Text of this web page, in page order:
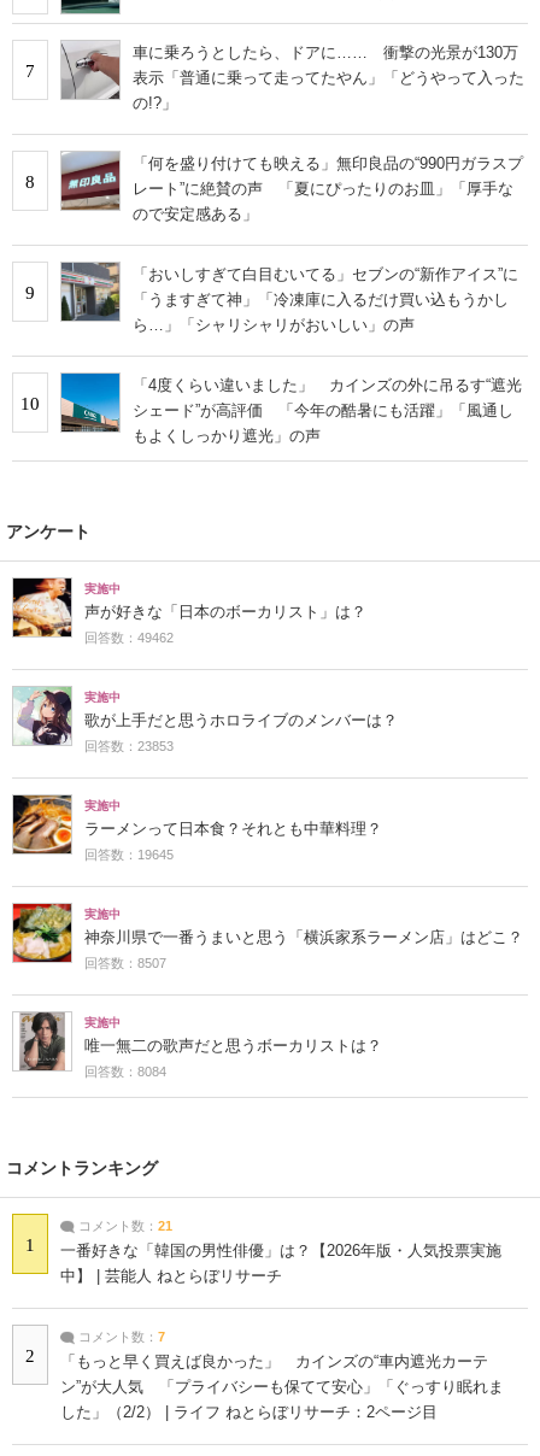
7
車に乗ろうとしたら、ドアに…… 衝撃の光景が130万
表示「普通に乗って走ってたやん」「どうやって入った
の!?」
8
「何を盛り付けても映える」無印良品の“990円ガラスプ
レート”に絶賛の声 「夏にぴったりのお皿」「厚手な
ので安定感ある」
9
「おいしすぎて白目むいてる」セブンの“新作アイス”に
「うますぎて神」「冷凍庫に入るだけ買い込もうかし
ら…」「シャリシャリがおいしい」の声
10
「4度くらい違いました」 カインズの外に吊るす“遮光
シェード”が高評価 「今年の酷暑にも活躍」「風通し
もよくしっかり遮光」の声
アンケート
実施中
声が好きな「日本のボーカリスト」は？
回答数：49462
実施中
歌が上手だと思うホロライブのメンバーは？
回答数：23853
実施中
ラーメンって日本食？それとも中華料理？
回答数：19645
実施中
神奈川県で一番うまいと思う「横浜家系ラーメン店」はどこ？
回答数：8507
実施中
唯一無二の歌声だと思うボーカリストは？
回答数：8084
コメントランキング
1
コメント数： 21
一番好きな「韓国の男性俳優」は？【2026年版・人気投票実施
中】 | 芸能人 ねとらぼリサーチ
2
コメント数： 7
「もっと早く買えば良かった」 カインズの“車内遮光カーテ
ン”が大人気 「プライバシーも保てて安心」「ぐっすり眠れま
した」（2/2） | ライフ ねとらぼリサーチ：2ページ目